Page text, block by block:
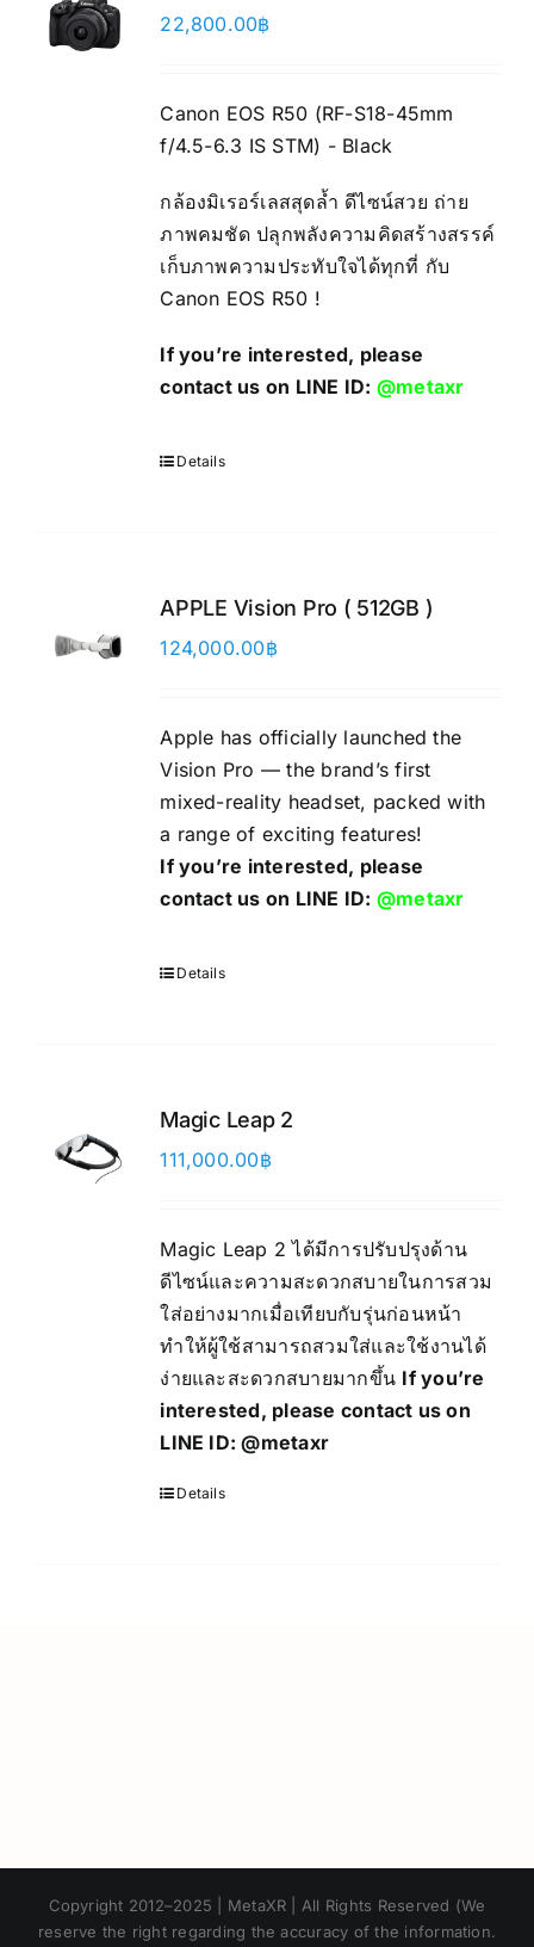
22,800.00฿
Canon EOS R50 (RF-S18-45mm
f/4.5-6.3 IS STM) - Black
กล้องมิเรอร์เลสสุดล้ำ ดีไซน์สวย ถ่าย
ภาพคมชัด ปลุกพลังความคิดสร้างสรรค์
เก็บภาพความประทับใจได้ทุกที่ กับ
Canon EOS R50 !
If you’re interested, please
contact us on LINE ID: @metaxr
Details
APPLE Vision Pro ( 512GB )
124,000.00฿
Apple has officially launched the
Vision Pro — the brand’s first
mixed-reality headset, packed with
a range of exciting features!
If you’re interested, please
contact us on LINE ID: @metaxr
Details
Magic Leap 2
111,000.00฿
Magic Leap 2 ได้มีการปรับปรุงด้าน
ดีไซน์และความสะดวกสบายในการสวม
ใส่อย่างมากเมื่อเทียบกับรุ่นก่อนหน้า
ทำให้ผู้ใช้สามารถสวมใส่และใช้งานได้
ง่ายและสะดวกสบายมากขึ้น If you’re
interested, please contact us on
LINE ID:@metaxr
Details
Copyright 2012–2025 | MetaXR | All Rights Reserved (We
reserve the right regarding the accuracy of the information.
Korean